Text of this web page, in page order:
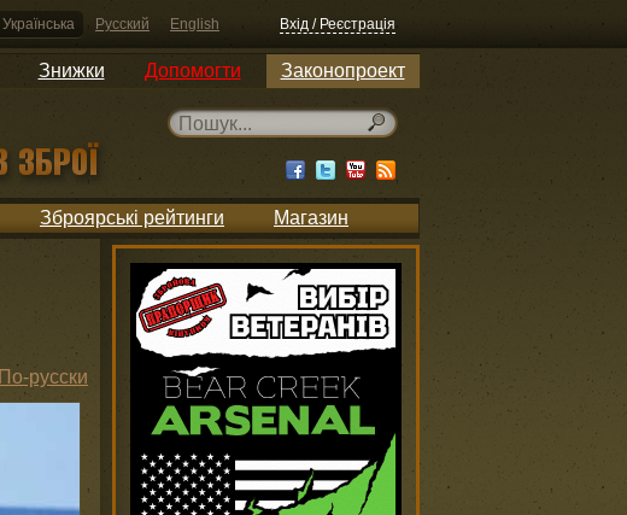
Українська Русский English Вхід / Реєстрація
Знижки Допомогти Законопроект
Зброярські рейтинги Магазин
По-русски